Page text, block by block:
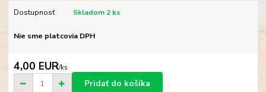
Dostupnosť Skladom 2 ks
Nie sme platcovia DPH
4,00 EUR/ks
Pridať do košíka